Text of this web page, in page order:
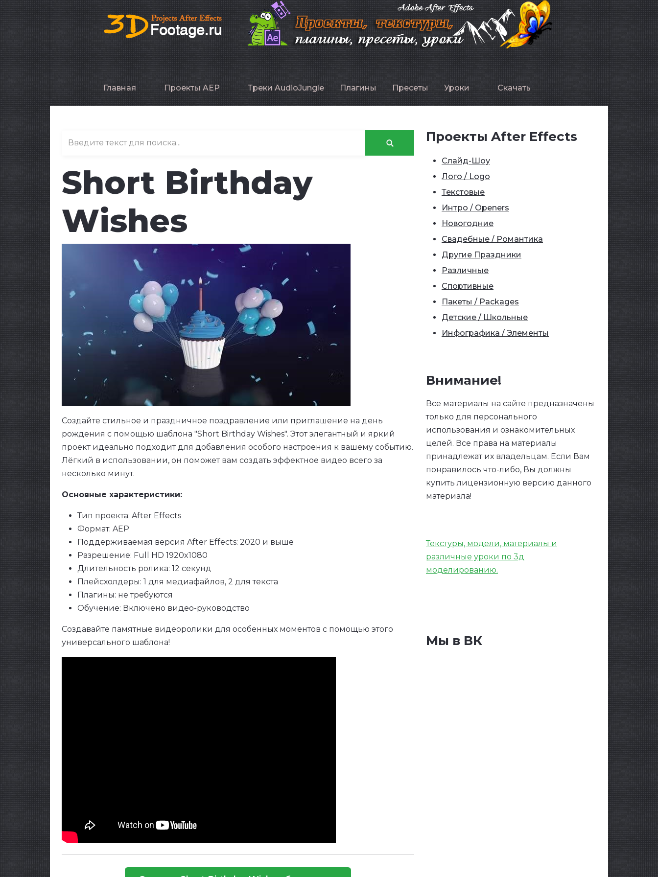
Главная Проекты AEP Треки AudioJungle Плагины Пресеты Уроки Скачать
Short Birthday
Wishes
Создайте стильное и праздничное поздравление или приглашение на день
рождения с помощью шаблона "Short Birthday Wishes". Этот элегантный и яркий
проект идеально подходит для добавления особого настроения к вашему событию.
Лёгкий в использовании, он поможет вам создать эффектное видео всего за
несколько минут.
Основные характеристики:
Тип проекта: After Effects
Формат: AEP
Поддерживаемая версия After Effects: 2020 и выше
Разрешение: Full HD 1920x1080
Длительность ролика: 12 секунд
Плейсхолдеры: 1 для медиафайлов, 2 для текста
Плагины: не требуются
Обучение: Включено видео-руководство
Создавайте памятные видеоролики для особенных моментов с помощью этого
универсального шаблона!
Проекты After Effects
Слайд-Шоу
Лого / Logo
Текстовые
Интро / Openers
Новогодние
Свадебные / Романтика
Другие Праздники
Различные
Спортивные
Пакеты / Packages
Детские / Школьные
Инфографика / Элементы
Внимание!
Все материалы на сайте предназначены
только для персонального
использования и ознакомительных
целей. Все права на материалы
принадлежат их владельцам. Если Вам
понравилось что-либо, Вы должны
купить лицензионную версию данного
материала!
Текстуры, модели, материалы и
различные уроки по 3д
моделированию.
Мы в ВК